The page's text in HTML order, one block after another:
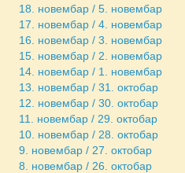
18. новембар / 5. новембар
17. новембар / 4. новембар
16. новембар / 3. новембар
15. новембар / 2. новембар
14. новембар / 1. новембар
13. новембар / 31. октобар
12. новембар / 30. октобар
11. новембар / 29. октобар
10. новембар / 28. октобар
9. новембар / 27. октобар
8. новембар / 26. октобар